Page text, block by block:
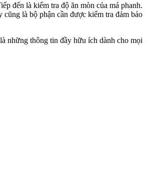
đến là kiểm tra độ ăn mòn của má phanh.
là bộ phận cần được kiểm tra đảm bảo
những thông tin đầy hữu ích dành cho mọi